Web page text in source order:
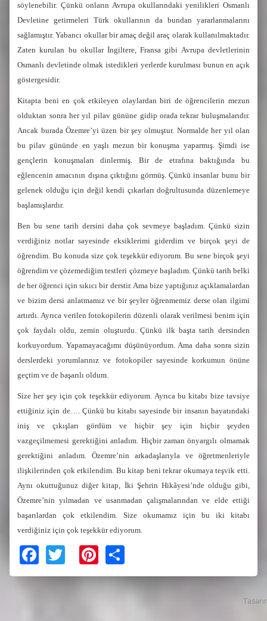
söylenebilir. Çünkü onların Avrupa okullarındaki yenilikleri Osmanlı
Devletine getirmeleri Türk okullarının da bundan yararlanmalarını
sağlamıştır. Yabancı okullar bir amaç değil araç olarak kullanılmaktadır.
Zaten kurulan bu okullar İngiltere, Fransa gibi Avrupa devletlerinin
Osmanlı devletinde olmak istedikleri yerlerde kurulması bunun en açık
göstergesidir.
Kitapta beni en çok etkileyen olaylardan biri de öğrencilerin mezun
olduktan sonra her yıl pilav gününe gidip orada tekrar buluşmalarıdır.
Ancak burada Özemre’yi üzen bir şey olmuştur. Normalde her yıl olan
bu pilav gününde en yaşlı mezun bir konuşma yaparmış. Şimdi ise
gençlerin konuşmaları dinlermiş. Bir de etrafına baktığında bu
eğlencenin amacının dışına çıktığını görmüş. Çünkü insanlar bunu bir
gelenek olduğu için değil kendi çıkarları doğrultusunda düzenlemeye
başlamışlardır.
Ben bu sene tarih dersini daha çok sevmeye başladım. Çünkü sizin
verdiğiniz notlar sayesinde eksiklerimi giderdim ve birçok şeyi de
öğrendim. Bu konuda size çok teşekkür ediyorum. Bu sene birçok şeyi
öğrendim ve çözemediğim testleri çözmeye başladım. Çünkü tarih belki
de her öğrenci için sıkıcı bir derstir. Ama bize yaptığınız açıklamalardan
ve bizim dersi anlatmamız ve bir şeyler öğrenmemiz derse olan ilgimi
artırdı. Ayrıca verilen fotokopilerin düzenli olarak verilmesi benim için
çok faydalı oldu, zemin oluşturdu. Çünkü ilk başta tarih dersinden
korkuyordum. Yapamayacağımı düşünüyordum. Ama daha sonra sizin
derslerdeki yorumlarınız ve fotokopiler sayesinde korkumun önüne
geçtim ve de başarılı oldum.
Size her şey için çok teşekkür ediyorum. Ayrıca bu kitabı bize tavsiye
ettiğiniz için de…. Çünkü bu kitabı sayesinde bir insanın hayatındaki
iniş ve çıkışları gördüm ve hiçbir şey için hiçbir şeyden
vazgeçilmemesi gerektiğini anladım. Hiçbir zaman önyargılı olmamak
gerektiğini anladım. Özemre’nin arkadaşlarıyla ve öğretmenleriyle
ilişkilerinden çok etkilendim. Bu kitap beni tekrar okumaya teşvik etti.
Aynı okuttuğunuz diğer kitap, İki Şehrin Hikâyesi’nde olduğu gibi,
Özemre’nin yılmadan ve usanmadan çalışmalarından ve elde ettiği
başarılardan çok etkilendim. Size okumamız için bu iki kitabı
verdiğiniz için çok teşekkür ediyorum.
Facebook
TwitterPinterest